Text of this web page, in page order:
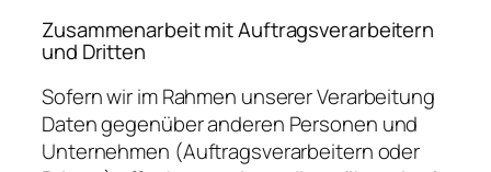
Zusammenarbeit mit Auftragsverarbeitern
und Dritten
Sofern wir im Rahmen unserer Verarbeitung
Daten gegenüber anderen Personen und
Unternehmen (Auftragsverarbeitern oder